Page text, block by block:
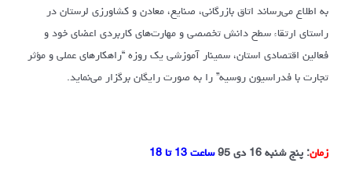
به اطلاع می‌رساند اتاق بازرگانی، صنایع، معادن و کشاورزی لرستان در
راستای ارتقاء سطح دانش تخصصی و مهارت‌های کاربردی اعضای خود و
فعالین اقتصادی استان، سمینار آموزشی یک روزه “راهکارهای عملی و مؤثر
تجارت با فدراسیون روسیه” را به صورت رایگان برگزار می‌نماید.
زمان:پنج شنبه 16 دی 95 ساعت 13 تا 18